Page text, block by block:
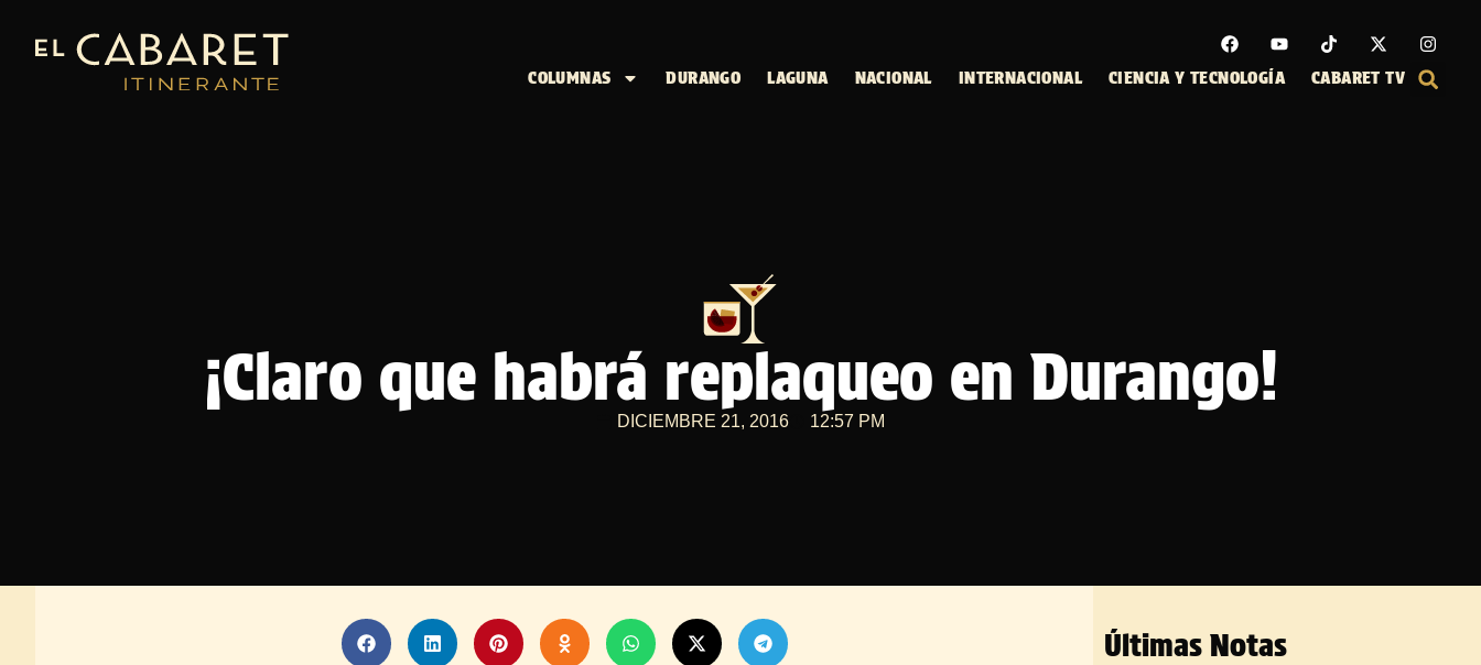
COLUMNAS DURANGO LAGUNA NACIONAL INTERNACIONAL CIENCIA Y TECNOLOGÍA CABARET TV
¡Claro que habrá replaqueo en Durango!
DICIEMBRE 21, 2016 12:57 PM
Últimas Notas